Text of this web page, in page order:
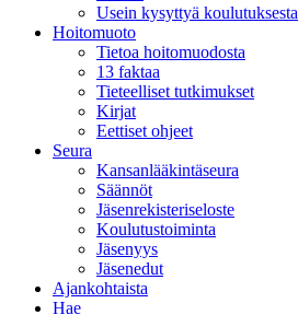
Usein kysyttyä koulutuksesta
Hoitomuoto
Tietoa hoitomuodosta
13 faktaa
Tieteelliset tutkimukset
Kirjat
Eettiset ohjeet
Seura
Kansanlääkintäseura
Säännöt
Jäsenrekisteriseloste
Koulutustoiminta
Jäsenyys
Jäsenedut
Ajankohtaista
Hae